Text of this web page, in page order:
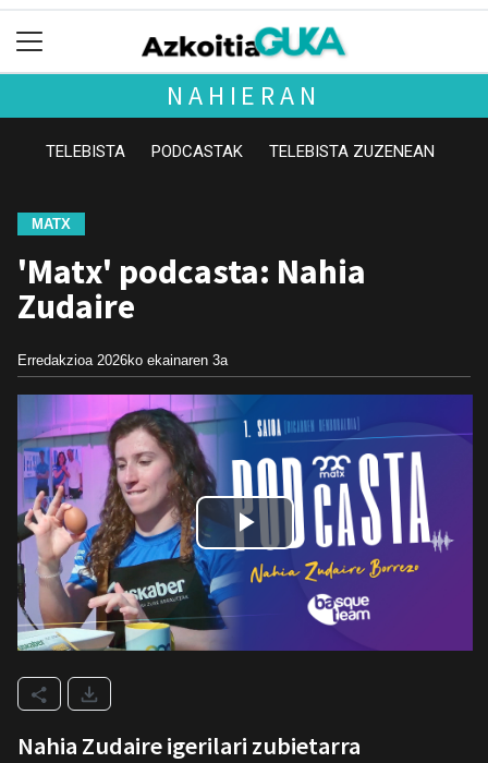
NAHIERAN
TELEBISTA PODCASTAK TELEBISTA ZUZENEAN
MATX
'Matx' podcasta: Nahia
Zudaire
Erredakzioa 2026ko ekainaren 3a
Nahia Zudaire igerilari zubietarra